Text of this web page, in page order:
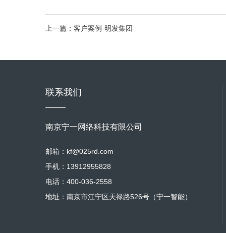
上一篇：客户案例-明发集团
联系我们
南京宁一网络科技有限公司
邮箱：kf@025rd.com
手机：13912955828
电话：400-036-2558
地址：南京市江宁区天禄路526号（宁一智能）